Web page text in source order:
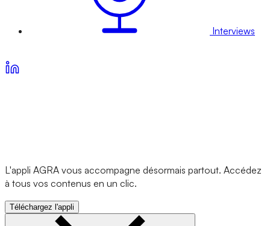
Interviews
L'appli AGRA vous accompagne désormais partout. Accédez
à tous vos contenus en un clic.
Téléchargez l'appli